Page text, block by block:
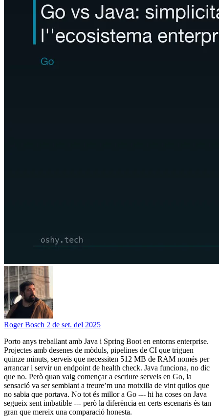
Roger Bosch 2 de set. del 2025
Porto anys treballant amb Java i Spring Boot en entorns enterprise.
Projectes amb desenes de mòduls, pipelines de CI que triguen
quinze minuts, serveis que necessiten 512 MB de RAM només per
arrancar i servir un endpoint de health check. Java funciona, no dic
que no. Però quan vaig començar a escriure serveis en Go, la
sensació va ser semblant a treure’m una motxilla de vint quilos que
no sabia que portava. No tot és millor a Go --- hi ha coses on Java
segueix sent imbatible --- però la diferència en certs escenaris és tan
gran que mereix una comparació honesta.